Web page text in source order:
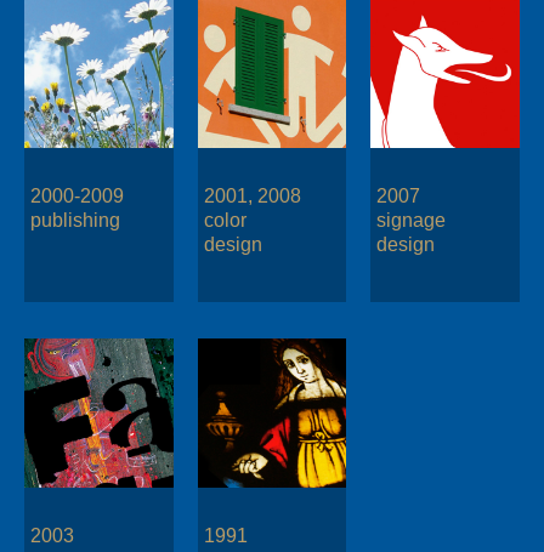
2000-2009
publishing
2001, 2008
color
design
2007
signage
design
2003
1991